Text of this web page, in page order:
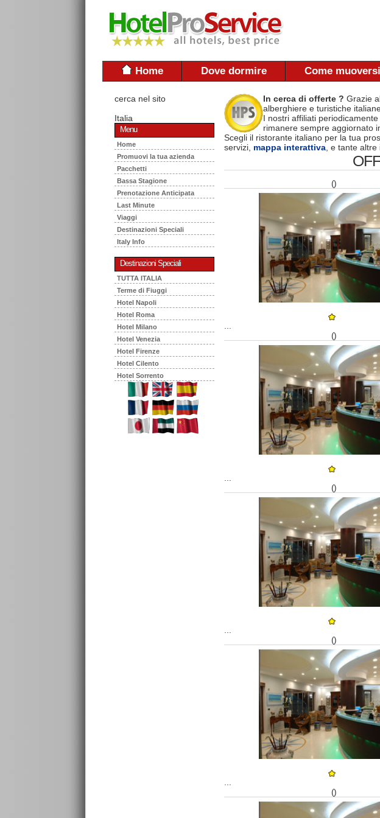
Home Dove dormire Come muoversi
cerca nel sito
Italia
Menu
Home
Promuovi la tua azienda
Pacchetti
Bassa Stagione
Prenotazione Anticipata
Last Minute
Viaggi
Destinazioni Speciali
Italy Info
Destinazioni Speciali
TUTTA ITALIA
Terme di Fiuggi
Hotel Napoli
Hotel Roma
Hotel Milano
Hotel Venezia
Hotel Firenze
Hotel Cilento
Hotel Sorrento
In cerca di offerte ? Grazie
alberghiere e turistiche
I nostri affiliati
rimanere sempre aggiornato
Scegli il ristorante italiano per la tua
servizi, mappa interattiva , e tante
()
()
()
()
()